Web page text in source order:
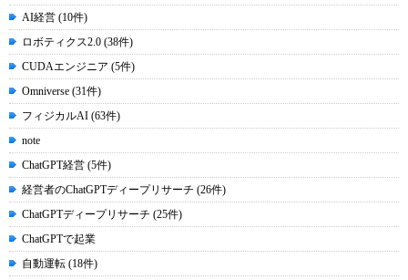
AI経営 (10件)
ロボティクス2.0 (38件)
CUDAエンジニア (5件)
Omniverse (31件)
フィジカルAI (63件)
note
ChatGPT経営 (5件)
経営者のChatGPTディープリサーチ (26件)
ChatGPTディープリサーチ (25件)
ChatGPTで起業
自動運転 (18件)